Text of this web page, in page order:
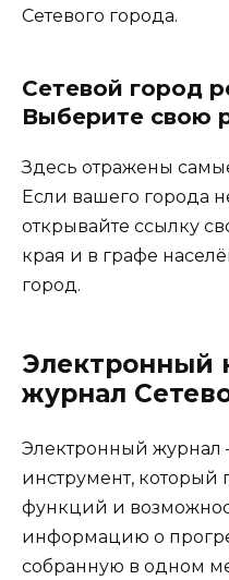
Сетевого города.
Сетевой город
Выберите свою
Здесь отражены
Если вашего города
открывайте ссылку
края и в графе
город.
Электронный
журнал
Электронный журнал
инструмент, который
функций и
информацию о
собранную в одном